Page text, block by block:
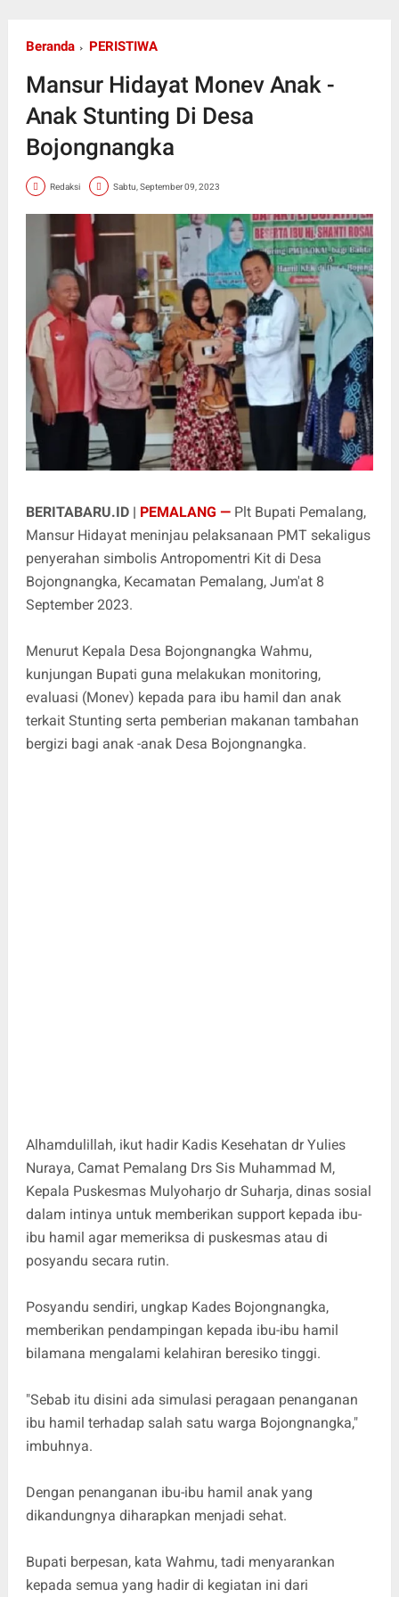
Beranda PERISTIWA
Mansur Hidayat Monev Anak -
Anak Stunting Di Desa
Bojongnangka
Redaksi Sabtu, September 09, 2023
BERITABARU.ID | PEMALANG — Plt Bupati Pemalang,
Mansur Hidayat meninjau pelaksanaan PMT sekaligus
penyerahan simbolis Antropomentri Kit di Desa
Bojongnangka, Kecamatan Pemalang, Jum'at 8
September 2023.
Menurut Kepala Desa Bojongnangka Wahmu,
kunjungan Bupati guna melakukan monitoring,
evaluasi (Monev) kepada para ibu hamil dan anak
terkait Stunting serta pemberian makanan tambahan
bergizi bagi anak -anak Desa Bojongnangka.
Alhamdulillah, ikut hadir Kadis Kesehatan dr Yulies
Nuraya, Camat Pemalang Drs Sis Muhammad M,
Kepala Puskesmas Mulyoharjo dr Suharja, dinas sosial
dalam intinya untuk memberikan support kepada ibu-
ibu hamil agar memeriksa di puskesmas atau di
posyandu secara rutin.
Posyandu sendiri, ungkap Kades Bojongnangka,
memberikan pendampingan kepada ibu-ibu hamil
bilamana mengalami kelahiran beresiko tinggi.
"Sebab itu disini ada simulasi peragaan penanganan
ibu hamil terhadap salah satu warga Bojongnangka,"
imbuhnya.
Dengan penanganan ibu-ibu hamil anak yang
dikandungnya diharapkan menjadi sehat.
Bupati berpesan, kata Wahmu, tadi menyarankan
kepada semua yang hadir di kegiatan ini dari